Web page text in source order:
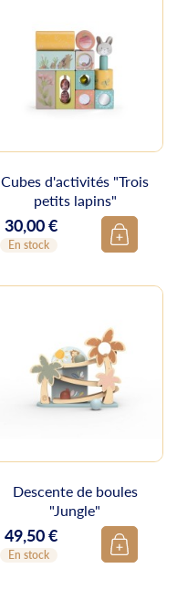
Cubes d'activités "Trois
petits lapins"
Prix
30,00 €
En stock
Descente de boules
"Jungle"
Prix
49,50 €
En stock